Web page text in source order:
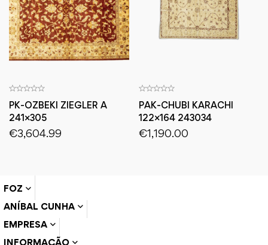
PK-OZBEKI ZIEGLER A
241×305
€3,604.99
PAK-CHUBI KARACHI
122×164 243034
€1,190.00
FOZ
ANÍBAL CUNHA
EMPRESA
INFORMAÇÃO